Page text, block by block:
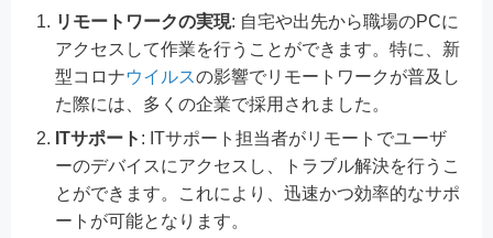
リモートワークの実現: 自宅や出先から職場のPCに
アクセスして作業を行うことができます。特に、新
型コロナウイルスの影響でリモートワークが普及し
た際には、多くの企業で採用されました。
ITサポート : ITサポート担当者がリモートでユーザ
ーのデバイスにアクセスし、トラブル解決を行うこ
とができます。これにより、迅速かつ効率的なサポ
ートが可能となります。